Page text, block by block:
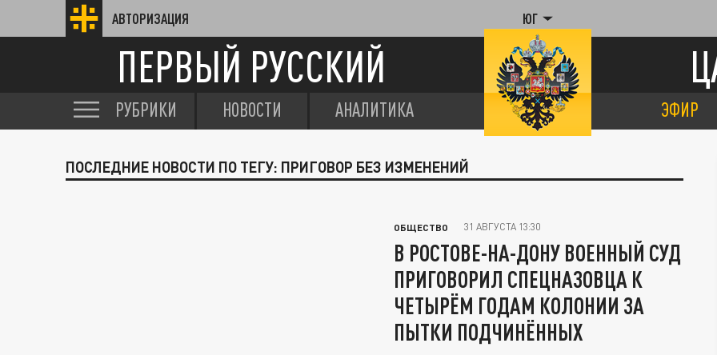
АВТОРИЗАЦИЯ ЮГ
ПЕРВЫЙ РУССКИЙ
РУБРИКИ НОВОСТИ АНАЛИТИКА ЭФИР
ПОСЛЕДНИЕ НОВОСТИ ПО ТЕГУ: ПРИГОВОР БЕЗ ИЗМЕНЕНИЙ
ОБЩЕСТВО 31 АВГУСТА 13:30
В РОСТОВЕ-НА-ДОНУ ВОЕННЫЙ СУД
ПРИГОВОРИЛ СПЕЦНАЗОВЦА К
ЧЕТЫРЁМ ГОДАМ КОЛОНИИ ЗА
ПЫТКИ ПОДЧИНЁННЫХ